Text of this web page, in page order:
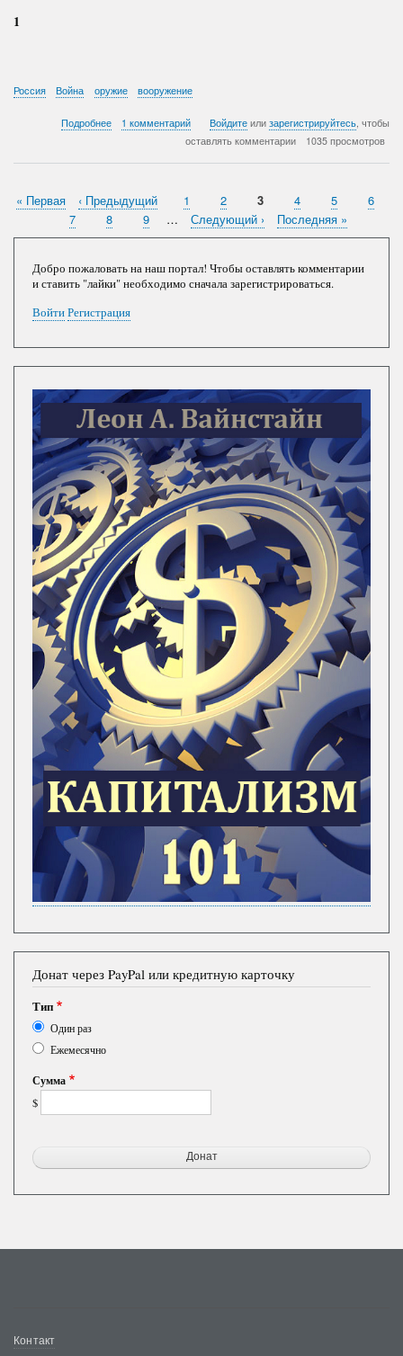
1
Россия Война оружие вооружение
Подробнеео
России:
"Сармат",
"Авангард",
и
"Вечный
1 комментарий Войдите или зарегистрируйтесь , чтобы
оставлять комментарии
1035 просмотров
Нумерация
страниц
Первая
« Первая
Предыдущая
страница
‹ Предыдущий Страница
1 Страница
2
Текущая
страница
3 Страница
4 Страница
5
6
Страница
7 Страница
8 Страница
9 …
Следующая
страница
Следующий ›
Последняя
страница
Последняя »
Добро пожаловать на наш портал! Чтобы оставлять комментарии
и ставить "лайки" необходимо сначала зарегистрироваться.
ВойтиРегистрация
Донат через PayPal или кредитную карточку
Тип
Один раз
Ежемесячно
Сумма
$
Меню
Контакт